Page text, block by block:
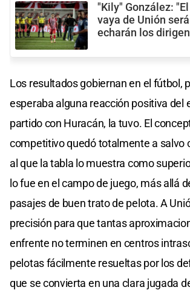
"Kily" González:
vaya de Unión
echarán los
Los resultados gobiernan en el fútbol,
esperaba alguna reacción positiva del
partido con Huracán, la tuvo. El
competitivo quedó totalmente a salvo
al que la tabla lo muestra como
lo fue en el campo de juego, más allá
pasajes de buen trato de pelota. A
precisión para que tantas
enfrente no terminen en centros
pelotas fácilmente resueltas por los
que se convierta en una clara jugada